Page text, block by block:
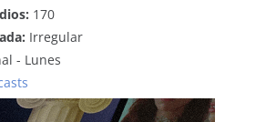
170
Irregular
- Lunes